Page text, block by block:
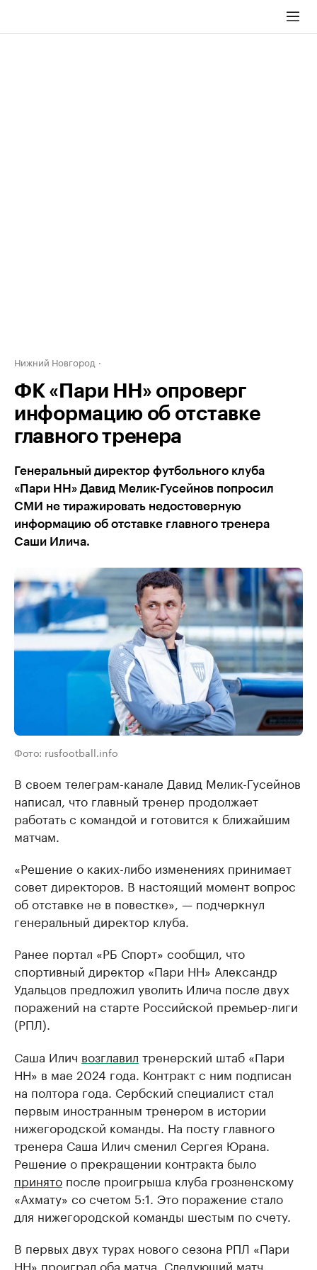
Нижний Новгород
ФК «Пари НН» опроверг
информацию об отставке
главного тренера
Генеральный директор футбольного клуба
«Пари НН» Давид Мелик-Гусейнов попросил
СМИ не тиражировать недостоверную
информацию об отставке главного тренера
Саши Илича.
Фото: rusfootball.info
В своем телеграм-канале Давид Мелик-Гусейнов
написал, что главный тренер продолжает
работать с командой и готовится к ближайшим
матчам.
«Решение о каких-либо изменениях принимает
совет директоров. В настоящий момент вопрос
об отставке не в повестке», — подчеркнул
генеральный директор клуба.
Ранее портал «РБ Спорт» сообщил, что
спортивный директор «Пари НН» Александр
Удальцов предложил уволить Илича после двух
поражений на старте Российской премьер-лиги
(РПЛ).
Саша Илич возглавил тренерский штаб «Пари
НН» в мае 2024 года. Контракт с ним подписан
на полтора года. Сербский специалист стал
первым иностранным тренером в истории
нижегородской команды. На посту главного
тренера Саша Илич сменил Сергея Юрана.
Решение о прекращении контракта было
принято после проигрыша клуба грозненскому
«Ахмату» со счетом 5:1. Это поражение стало
для нижегородской команды шестым по счету.
В первых двух турах нового сезона РПЛ «Пари
НН» проиграл оба матча. Следующий матч